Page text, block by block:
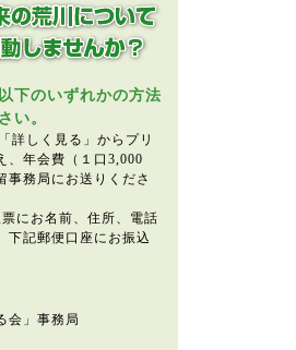
下のいずれかの方法
い。
詳しく見る」からプリ
、年会費（１口3,000
事務局にお送りくださ
にお名前、住所、電話
下記郵便口座にお振込
会」事務局